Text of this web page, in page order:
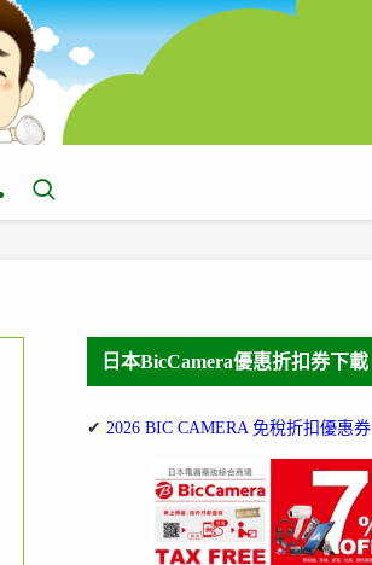
日本BicCamera優惠折扣券下載
✔ 2026 BIC CAMERA 免稅折扣優惠券